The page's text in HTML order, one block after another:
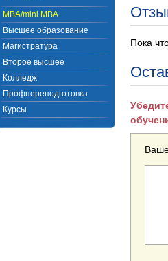
MBA/mini MBA
Высшее образование
Магистратура
Второе высшее
Колледж
Профпереподготовка
Курсы
Пока